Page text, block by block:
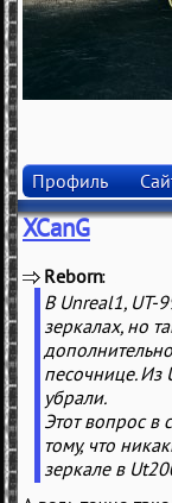
Профиль
XCanG
Reborn
В Unreal1, UT-
зеркалах, но
песочнице. Из
убрали.
Этот вопрос в
тому, что
зеркале в